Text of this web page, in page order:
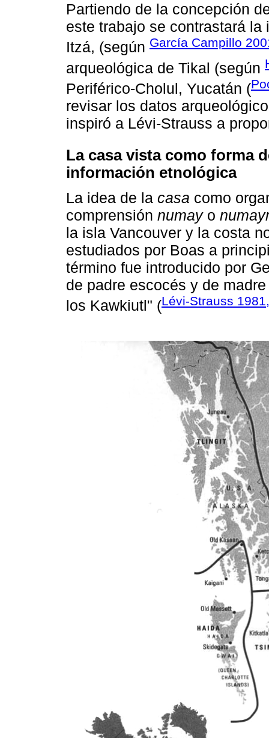
Partiendo de la concepción
este trabajo se contrastará
Itzá, (según García Campillo
arqueológica de Tikal (según
Periférico-Cholul, Yucatán (
revisar los datos
inspiró a Lévi-Strauss a
La casa vista como forma
información etnológica
La idea de la casa como
comprensión numayo
la isla Vancouver y la costa
estudiados por Boas a
término fue introducido por
de padre escocés y de
los Kawkiutl" (Lévi-Strauss